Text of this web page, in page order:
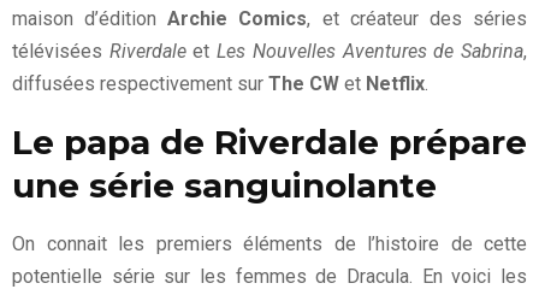
maison d’éditionArchie Comics, et créateur des séries
télévisées RiverdaleetLes Nouvelles Aventures de Sabrina,
diffusées respectivement sur The CW et Netflix
Le papa de Riverdale prépare
une série sanguinolante
On connait les premiers éléments de l’histoire de cette
potentielle série sur les femmes de Dracula. En voici les